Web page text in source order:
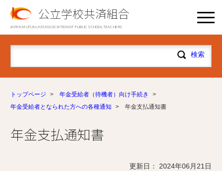
公立学校共済組合
JAPAN MUTUAL AID ASSOCIATION OF PUBLIC SCHOOL TEACHERS
トップページ > 年金受給者（待機者）向け手続き
>
年金受給者となられた方への各種通知
> 年金支払通知書
年金支払通知書
更新日： 2024年06月21日